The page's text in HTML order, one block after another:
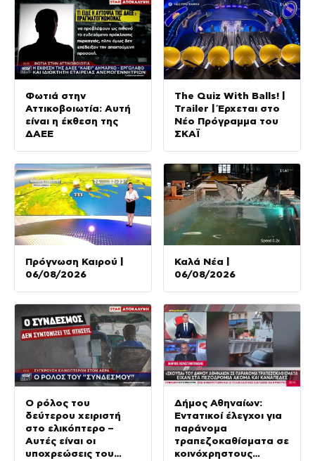
Φωτιά στην
Αττικοβοιωτία: Αυτή
είναι η έκθεση της
ΔΑΕΕ
The Quiz With Balls! |
Trailer | Έρχεται στο
Νέο Πρόγραμμα του
ΣΚΑΪ
Πρόγνωση Καιρού |
06/08/2026
Καλά Νέα |
06/08/2026
Ο ρόλος του
δεύτερου χειριστή
στο ελικόπτερο –
Αυτές είναι οι
υποχρεώσεις του
Δήμος Αθηναίων:
Εντατικοί έλεγχοι για
παράνομα
τραπεζοκαθίσματα σε
κοινόχρηστους